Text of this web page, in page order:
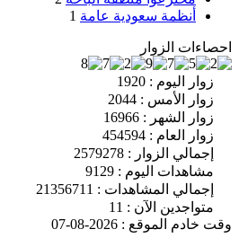
أنظمة سعودية عامة 1
احصاءات الزوار
زوار اليوم : 1920
زوار الأمس : 2044
زوار الشهر : 16966
زوار العام : 454594
إجمالي الزوار : 2579278
مشاهدات اليوم : 9129
إجمالي المشاهدات : 21356711
متواجدين الآن : 11
وقت خادم الموقع : 2026-08-07